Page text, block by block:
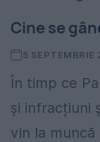
Cine se
5 SEPTEMBRIE
În timp ce
și infracțiuni
vin la muncă